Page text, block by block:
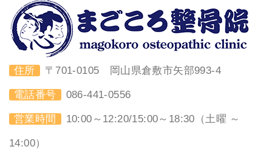
住所 〒701-0105 岡山県倉敷市矢部993-4
電話番号 086-441-0556
営業時間 10:00～12:20/15:00～18:30（土曜 ～
14:00）